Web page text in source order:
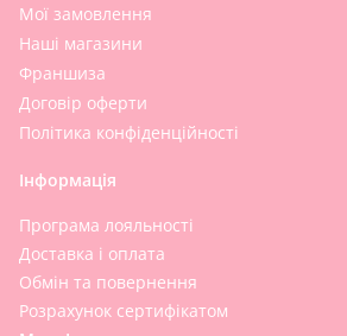
Мої замовлення
Наші магазини
Франшиза
Договір оферти
Політика конфіденційності
Інформація
Програма лояльності
Доставка і оплата
Обмін та повернення
Розрахунок сертифікатом